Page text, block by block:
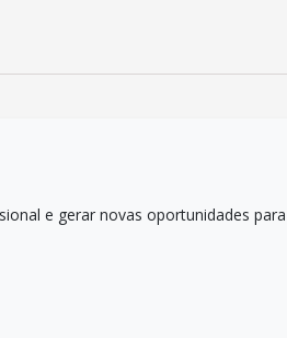
e gerar novas oportunidades